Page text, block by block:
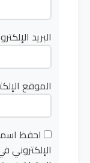
البريد
الموقع
احفظ
الإلكتروني